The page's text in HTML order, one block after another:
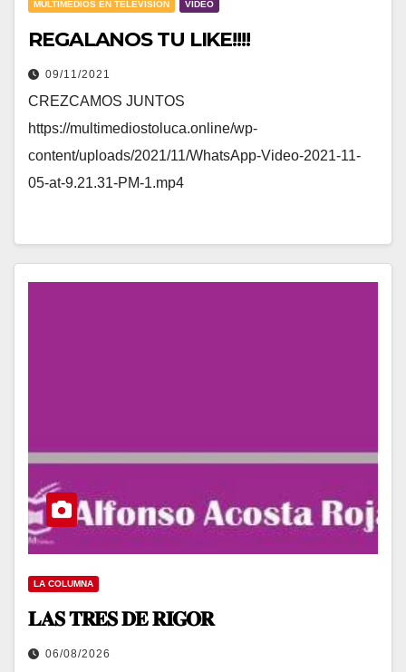
MULTIMEDIOS EN TELEVISION VIDEO
REGALANOS TU LIKE!!!!
09/11/2021
CREZCAMOS JUNTOS
https://multimediostoluca.online/wp-
content/uploads/2021/11/WhatsApp-Video-2021-11-
05-at-9.21.31-PM-1.mp4
LA COLUMNA
𝐋𝐀𝐒 𝐓𝐑𝐄𝐒 𝐃𝐄 𝐑𝐈𝐆𝐎𝐑
06/08/2026